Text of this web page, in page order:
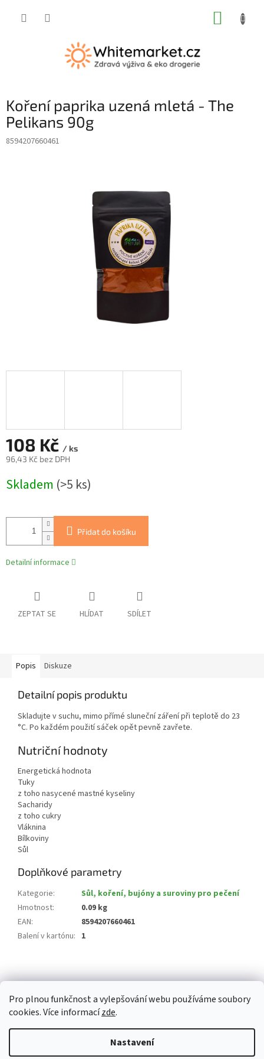
Pro plnou funkčnost a vylepšování webu používáme soubory
cookies. Více informacízde.
Nastavení
Koření paprika uzená mletá - The
Pelikans 90g
8594207660461
108 Kč / ks
96,43 Kč bez DPH
cena:
Skladem (>5 ks)
Přidat do košíku
Detailní informace
ZEPTAT SE HLÍDAT SDÍLET
Popis Diskuze
Detailní popis produktu
Skladujte v suchu, mimo přímé sluneční záření při teplotě do 23
°C. Po každém použití sáček opět pevně zavřete.
Nutriční hodnoty
Energetická hodnota
Tuky
z toho nasycené mastné kyseliny
Sacharidy
z toho cukry
Vláknina
Bílkoviny
Sůl
Doplňkové parametry
Kategorie:
Sůl, koření, bujóny a suroviny pro pečení
Hmotnost:
0.09 kg
EAN:
8594207660461
Balení v kartónu: 1
á